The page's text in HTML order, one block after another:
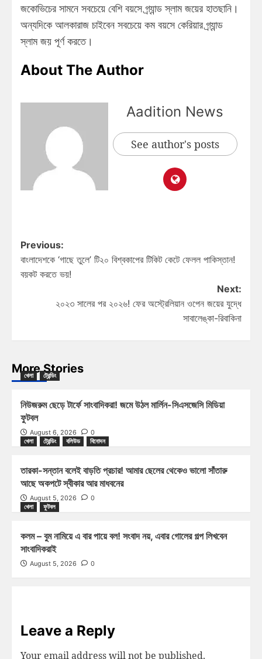
জকোভিচের সামনে সবচেয়ে বেশি বয়সে গ্র্যান্ড স্লাম জয়ের হাতছানি।
অন্যদিকে আলকারাজ চাইবেন সবচেয়ে কম বয়সে কেরিয়ার গ্র্যান্ড
স্লাম জয় পূর্ণ করতে।
About The Author
Aadition News
See author's posts
Previous:
বাংলাদেশকে ‘গাছে তুলে’ টি২০ বিশ্বকাপের টিকিট কেটে ফেলল পাকিস্তান!
বয়কট করতে ভয়!
Next:
২০২৩ সালের পর ২০২৬! ফের অস্ট্রেলিয়ান ওপেন জয়ের যুদ্ধে
সাবালেঙ্কা-রিবাকিনা
More Stories
খেলা ট্রেন্ডিং
নিউজরুম ছেড়ে টার্ফে সাংবাদিকরা! জমে উঠল মার্লিন-সিএসজেসি মিডিয়া
ফুটবল
August 6, 2026
0
খেলা
ট্রেন্ডিং বলিউড বিনোদন
তারকা-সন্তান বলেই বাড়তি প্রচার! আমার ছেলের থেকেও ভালো সাঁতারু
আছে অকপটে স্বীকার আর মাধবনের
August 5, 2026
0
খেলা
ফুটবল
কলম – বুম নামিয়ে এ বার পায়ে বল! সংবাদ নয়, এবার গোলের গল্প লিখবেন
সাংবাদিকরাই
August 5, 2026 0
Leave a Reply
Your email address will not be published.